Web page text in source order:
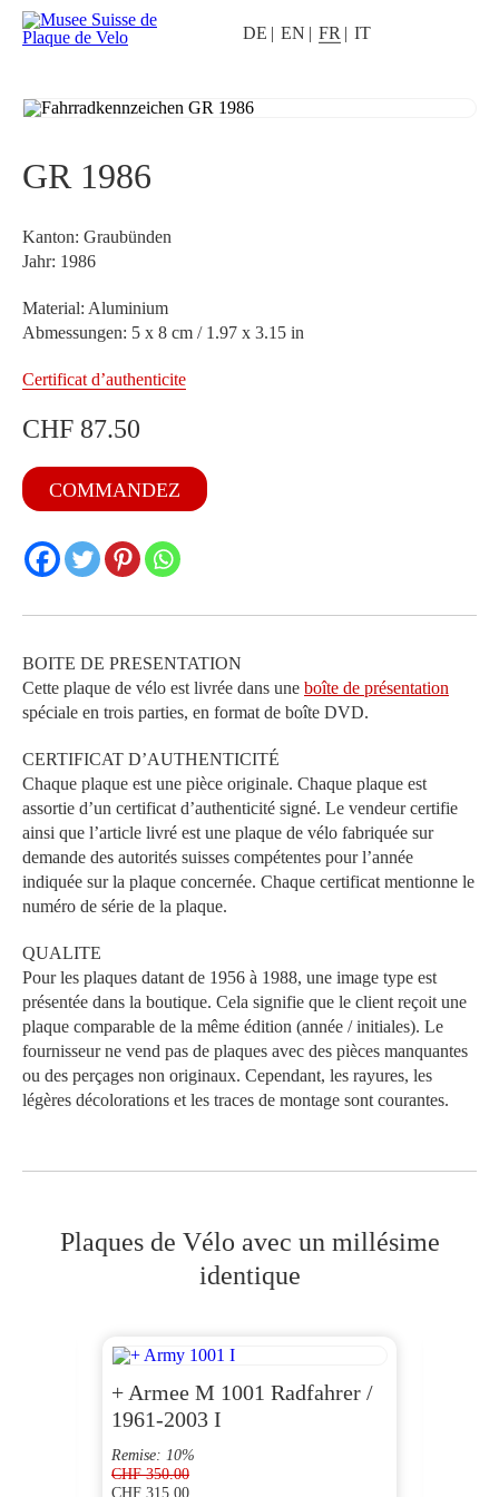
DE EN FR IT
GR 1986
Kanton: Graubünden
Jahr: 1986
Material: Aluminium
Abmessungen: 5 x 8 cm / 1.97 x 3.15 in
Certificat d’authenticite
CHF 87.50
quantité
de
GR
COMMANDEZ
BOITE DE PRESENTATION
Cette plaque de vélo est livrée dans une boîte de présentation
spéciale en trois parties, en format de boîte DVD.
CERTIFICAT D’AUTHENTICITÉ
Chaque plaque est une pièce originale. Chaque plaque est
assortie d’un certificat d’authenticité signé. Le vendeur certifie
ainsi que l’article livré est une plaque de vélo fabriquée sur
demande des autorités suisses compétentes pour l’année
indiquée sur la plaque concernée. Chaque certificat mentionne le
numéro de série de la plaque.
QUALITE
Pour les plaques datant de 1956 à 1988, une image type est
présentée dans la boutique. Cela signifie que le client reçoit une
plaque comparable de la même édition (année / initiales). Le
fournisseur ne vend pas de plaques avec des pièces manquantes
ou des perçages non originaux. Cependant, les rayures, les
légères décolorations et les traces de montage sont courantes.
Plaques de Vélo avec un millésime
identique
+ Armee M 1001 Radfahrer /
1961-2003 I
CHF350.00
CHF 315.00
Remise: 10%